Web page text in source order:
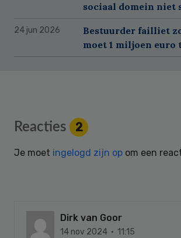
sociaal domein niet
24 jun 2026
Bestuurder failliet
moet 1 miljoen euro
Reader
Interactions
Reacties 2
Je moet ingelogd zijn op om een
Dirk van Goor
14 nov 2024 · 11:15